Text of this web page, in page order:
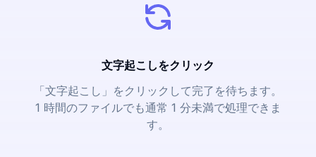
文字起こしをクリック
「文字起こし」をクリックして完了を待ちます。
1 時間のファイルでも通常 1 分未満で処理できま
す。